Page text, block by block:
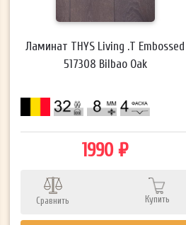
Ламинат THYS Living .T Embossed
517308 Bilbao Oak
1990 ₽
Сравнить Купить